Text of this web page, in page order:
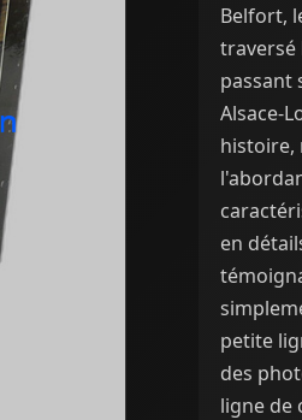
Belfort,
traversé
passant
Alsace-
histoire,
en
petite
des
ligne de